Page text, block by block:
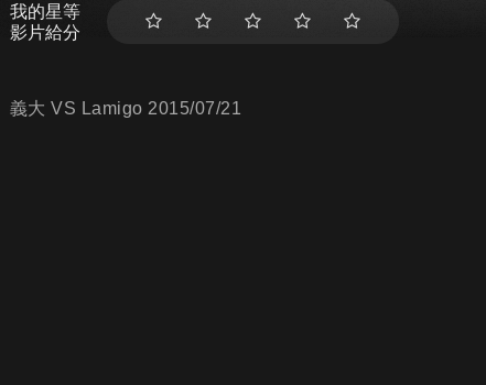
我的星等
影片給分
義大 VS Lamigo 2015/07/21